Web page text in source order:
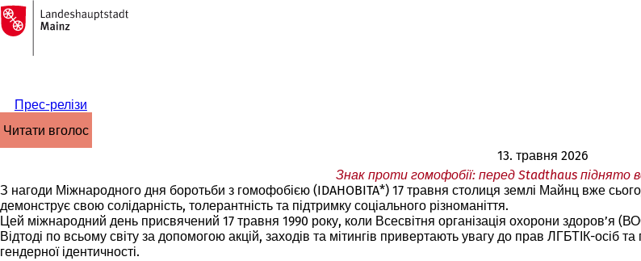
Перейти до змісту
На
головну
сторінку
Прес-релізи
читати вголос
13. травня 2026
Знак проти гомофобії: перед Stadthaus піднято
З нагоди Міжнародного дня боротьби з гомофобією (IDAHOBITA*) 17 травня столиця землі Майнц вже
демонструє свою солідарність, толерантність та підтримку соціального різноманіття.
Цей міжнародний день присвячений 17 травня 1990 року, коли Всесвітня організація охорони здоров’я
Відтоді по всьому світу за допомогою акцій, заходів та мітингів привертають увагу до прав ЛГБТІК-осіб
гендерної ідентичності.